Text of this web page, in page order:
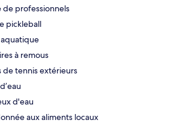
de professionnels
pickleball
aquatique
à remous
de tennis extérieurs
d'eau
aux aliments locaux